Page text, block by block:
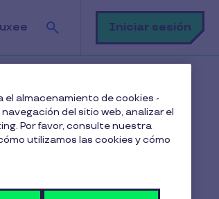
Buscar
Iniciar sesión
el estrés afecte la productividad
almacenamiento de cookies -
del sitio web, analizar el
Por favor, consulte nuestra
utilizamos las cookies y cómo